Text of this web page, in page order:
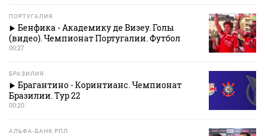
ПОРТУГАЛИЯ
Бенфика - Академику де Визеу. Голы
(видео). Чемпионат Португалии. Футбол
00:27
БРАЗИЛИЯ
Брагантино - Коринтианс. Чемпионат
Бразилии. Тур 22
00:20
АЛЬФА-БАНК РПЛ